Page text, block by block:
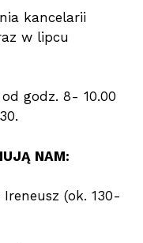
kancelarii
w lipcu
godz. 8- 10.00
NAM:
(ok. 130-